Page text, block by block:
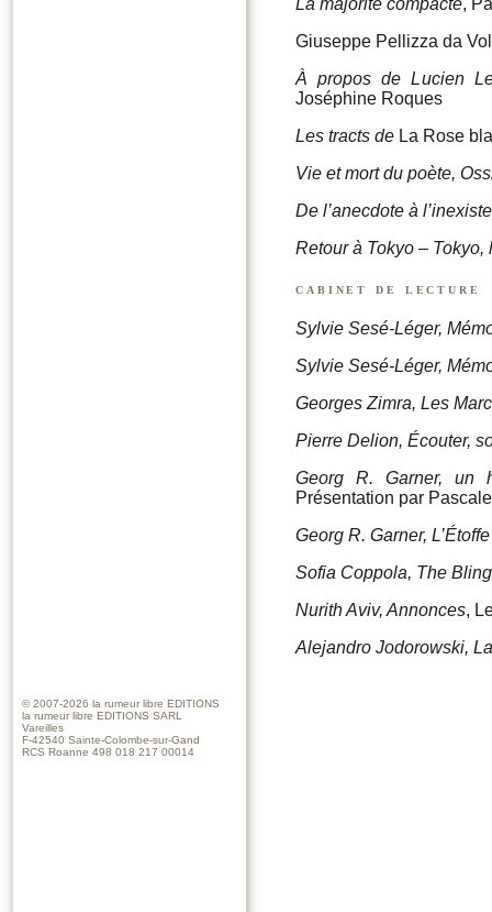
La majorité compacte,
Giuseppe Pellizza da
À propos de Lucien
Joséphine Roques
Les tracts de La Rose
Vie et mort du poète,
De l’anecdote à
Retour à Tokyo – Tokyo,
cabinet de lecture
Sylvie Sesé-Léger,
Sylvie Sesé-Léger,
Georges Zimra, Les
Pierre Delion, Écouter,
Georg R. Garner, un
Présentation par
Georg R. Garner,
Sofia Coppola, The
Nurith Aviv, Annonces,
Alejandro Jodorowski,
© 2007-2026 la rumeur libre EDITIONS
la rumeur libre EDITIONS SARL
Vareilles
F-42540 Sainte-Colombe-sur-Gand
RCS Roanne 498 018 217 00014